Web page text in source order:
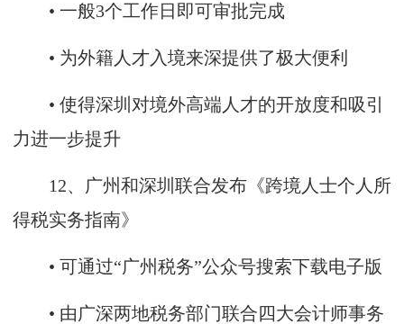
• 一般3个工作日即可审批完成
• 为外籍人才入境来深提供了极大便利
• 使得深圳对境外高端人才的开放度和吸引
力进一步提升
12、广州和深圳联合发布《跨境人士个人所
得税实务指南》
• 可通过“广州税务”公众号搜索下载电子版
• 由广深两地税务部门联合四大会计师事务